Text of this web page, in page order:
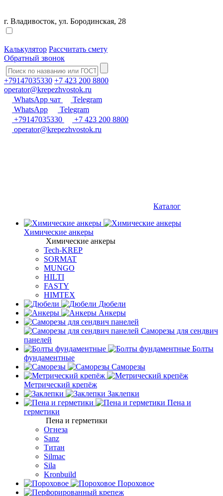
г. Владивосток, ул. Бородинская, 28
Калькулятор Рассчитать смету
Обратный звонок
+79147035330 +7 423 200 8800
operator@krepezhvostok.ru
WhatsApp чат
Telegram
WhatsApp
Telegram
+79147035330
+7 423 200 8800
operator@krepezhvostok.ru
Каталог
Химические анкеры
Химические анкеры
Tech-KREP
SORMAT
MUNGO
HILTI
FASTY
HIMTEX
Дюбели
Анкеры
Саморезы для сендвич
панелей
Болты
фундаментные
Саморезы
Метрический крепёж
Заклепки
Пена и
герметики
Пена и герметики
Огнеза
Sanz
Титан
Silmac
Sila
Kronbuild
Пороховое